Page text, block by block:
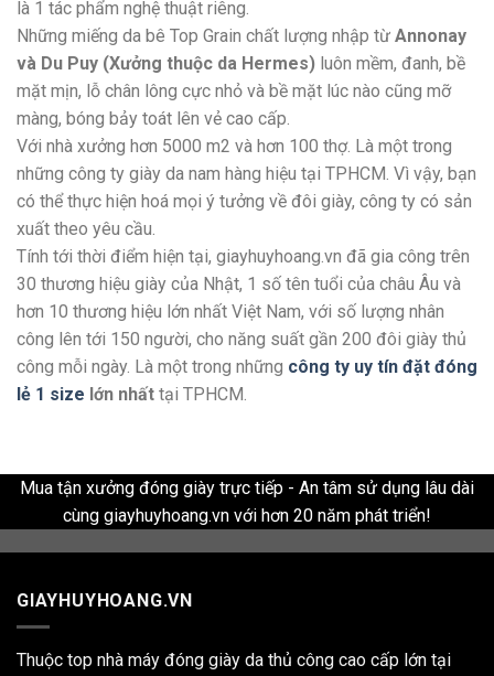
là 1 tác phẩm nghệ thuật riêng.
Những miếng da bê Top Grain chất lượng nhập từ Annonay
và Du Puy (Xưởng thuộc da Hermes) luôn mềm, đanh, bề
mặt mịn, lỗ chân lông cực nhỏ và bề mặt lúc nào cũng mỡ
màng, bóng bảy toát lên vẻ cao cấp.
Với nhà xưởng hơn 5000 m2 và hơn 100 thợ. Là một trong
những công ty giày da nam hàng hiệu tại TPHCM. Vì vậy, bạn
có thể thực hiện hoá mọi ý tưởng về đôi giày, công ty có sản
xuất theo yêu cầu.
Tính tới thời điểm hiện tại, giayhuyhoang.vn đã gia công trên
30 thương hiệu giày của Nhật, 1 số tên tuổi của châu Âu và
hơn 10 thương hiệu lớn nhất Việt Nam, với số lượng nhân
công lên tới 150 người, cho năng suất gần 200 đôi giày thủ
công mỗi ngày. Là một trong những công ty uy tín đặt đóng
lẻ 1 size lớn nhất tại TPHCM.
Mua tận xưởng đóng giày trực tiếp - An tâm sử dụng lâu dài
cùng giayhuyhoang.vn với hơn 20 năm phát triển!
GIAYHUYHOANG.VN
Thuộc top nhà máy đóng giày da thủ công cao cấp lớn tại